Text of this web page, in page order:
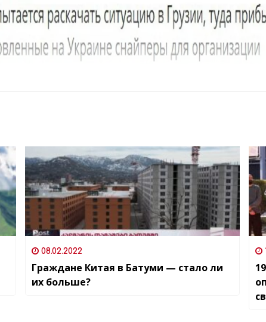
08.02.2022
Граждане Китая в Батуми — стало ли
их больше?